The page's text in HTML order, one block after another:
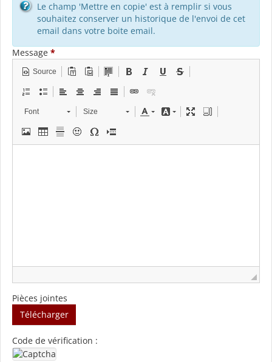
Le champ 'Mettre en copie' est à remplir si vous
souhaitez conserver un historique de l'envoi de cet
email dans votre boite email.
Message *
Source
Font Size
Pièces jointes
Télécharger
Code de vérification :